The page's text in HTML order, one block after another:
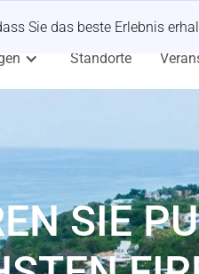
Sie das beste Erlebnis
Standorte
SIE